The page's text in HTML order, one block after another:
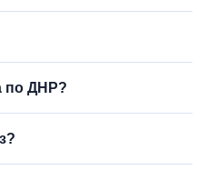
по ДНР?